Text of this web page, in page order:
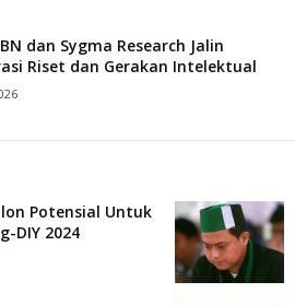
dan Sygma Research Jalin
Riset dan Gerakan Intelektual
Potensial Untuk
DIY 2024